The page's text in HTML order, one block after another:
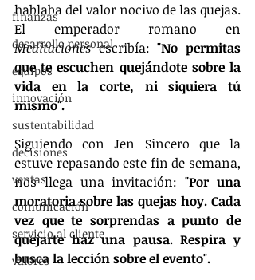
finanzas
desarrollo personal
equipos
innovación
sustentabilidad
decisiones
ventas
comunicación
servicio al cliente
valores
hablaba del valor nocivo de las quejas.
Meditaciones escribía: "No permitas
que te escuchen quejándote sobre la
vida en la corte, ni siquiera tú
mismo".
Siguiendo con Jen Sincero que la
estuve repasando este fin de semana,
nos llega una invitación: "Por una
moratoria sobre las quejas hoy. Cada
vez que te sorprendas a punto de
quejarte haz una pausa. Respira y
busca la lección sobre el evento".